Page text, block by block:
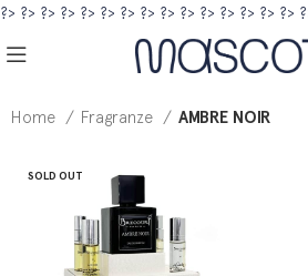
?> ?> ?> ?> ?> ?> ?> ?> ?> ?> ?> ?> ?> ?> ?>
Home Fragranze AMBRE NOIR
SOLD OUT